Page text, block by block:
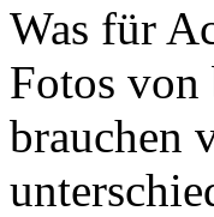
Was für
Fotos von
brauchen